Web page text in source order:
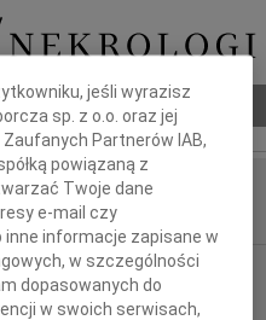
jeśli wyrazisz
sp. z o.o. oraz jej
Zaufanych Partnerów IAB,
powiązaną z
Twoje dane
e-mail czy
informacje zapisane w
w szczególności
dopasowanych do
w swoich serwisach,